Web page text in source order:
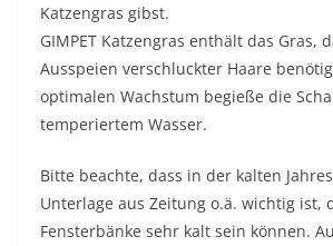
Katzengras gibst.
GIMPET Katzengras enthält das Gras,
Ausspeien verschluckter Haare
optimalen Wachstum begieße die
temperiertem Wasser.
Bitte beachte, dass in der kalten
Unterlage aus Zeitung o.ä. wichtig ist,
Fensterbänke sehr kalt sein können.